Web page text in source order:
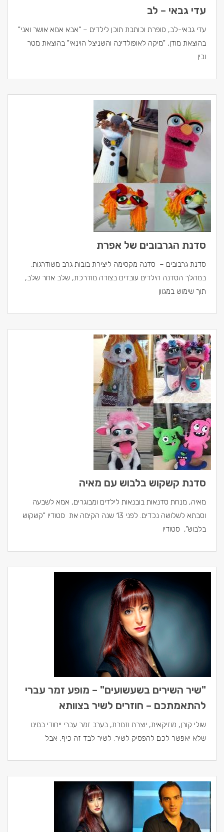
עדי גבאי – לב
עדי גבאי-לב, סופרת וכותבת תוכן לילדים – "אבא אמא אושר ואני"
בהוצאת מודן, "מיקה לאופולדינה והשניצל הוינאי" בהוצאת מטר
ובין
סדנת הגרבובים של אפרת
סדנת גרבובים – סדנה מקסימה ליצירת בובות גרב משודרגות.
במהלך הסדנה הילדים עובדים בצורה מודרכת, שלב אחר שלב,
תוך שימוש במגוון
סדנת קשקוש בלבוש עם מאיה
מאיה, מנחת סדנאות בובנאות לילדים ומבוגרים, אמא לשבעה
וסבתא לשלושה נכדים. לפני 13 שנה הקימה את סטודיו "קשקוש
בלבוש", סטודיו
"שיר השירים בשעשועים" – מופע זמר עברי
להתאמתכם – חוזרים לשיר בצוותא
שולי קורן, מוזיקאית, יוצרת וזמרת, בערב זמר עברי ייחודי במינו
שלא יאפשר לכם להפסיק לשיר. לשיר לבד זה כיף, אבל